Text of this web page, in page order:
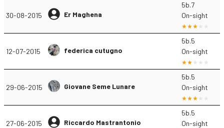
30-08-2015 Er Maghena
5b.7
On-sight
12-07-2015 federica cutugno
5b.5
On-sight
29-06-2015 Giovane Seme Lunare
5b.5
On-sight
27-06-2015 Riccardo Mastrantonio
5b.5
On-sight